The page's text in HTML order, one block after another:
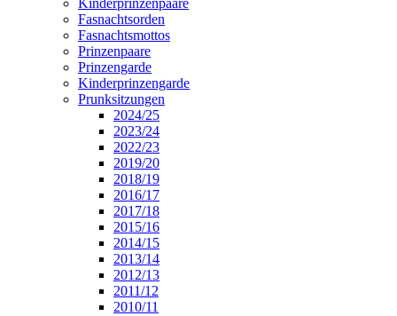
Fasnachtsorden
Fasnachtsmottos
Prinzenpaare
Prinzengarde
Kinderprinzengarde
Prunksitzungen
2024/25
2023/24
2022/23
2019/20
2018/19
2016/17
2017/18
2015/16
2014/15
2013/14
2012/13
2011/12
2010/11